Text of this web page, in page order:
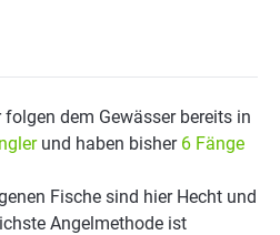
dem Gewässer bereits in
und haben bisher 6 Fänge
Fische sind hier Hecht und
Angelmethode ist